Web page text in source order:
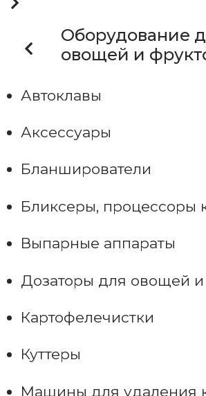
Оборудование
овощей и
Автоклавы
Аксессуары
Бланширователи
Бликсеры, процессоры
Выпарные аппараты
Дозаторы для овощей и
Картофелечистки
Куттеры
Машины для удаления